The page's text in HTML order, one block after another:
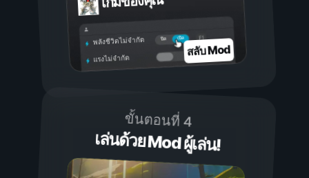
เปิด
ปิด
พลังชีวิตไม่จำกัด
แรงไม่จำกัด สลับ Mod
ขั้นตอนที่ 4
เล่นด้วย Mod ผู้เล่น!